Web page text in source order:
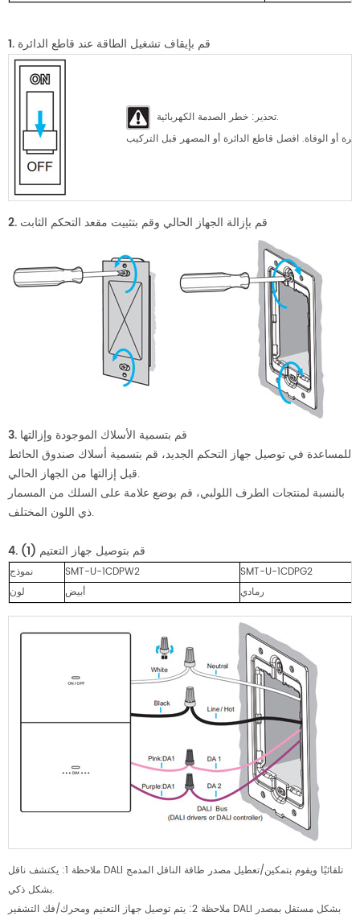
1. قم بإيقاف تشغيل الطاقة عند قاطع الدائرة
تحذير: خطر الصدمة الكهربائية.
2. قم بإزالة الجهاز الحالي وقم بتثبيت مقعد التحكم الثابت
3. قم بتسمية الأسلاك الموجودة وإزالتها
للمساعدة في توصيل جهاز التحكم الجديد، قم بتسمية أسلاك صندوق الحائط
قبل إزالتها من الجهاز الحالي.
بالنسبة لمنتجات الطرف اللولبي، قم بوضع علامة على السلك من المسمار
ذي اللون المختلف.
4. قم بتوصيل جهاز التعتيم (1)
نموذج SMT-U-1CDPW2
SMT-U-1CDPG2
لون
أبيض رمادي
ملاحظة 1: يكتشف ناقل DALI تلقائيًا ويقوم بتمكين/تعطيل مصدر طاقة الناقل المدمج
بشكل ذكي.
ملاحظة 2: يتم توصيل جهاز التعتيم ومحرك/فك التشفير DALI بشكل مستقل بمصدر